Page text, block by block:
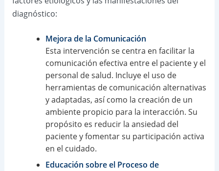
diagnóstico:
Mejora de la Comunicación
Esta intervención se centra en facilitar la
comunicación efectiva entre el paciente y el
personal de salud. Incluye el uso de
herramientas de comunicación alternativas
y adaptadas, así como la creación de un
ambiente propicio para la interacción. Su
propósito es reducir la ansiedad del
paciente y fomentar su participación activa
en el cuidado.
Educación sobre el Proceso de